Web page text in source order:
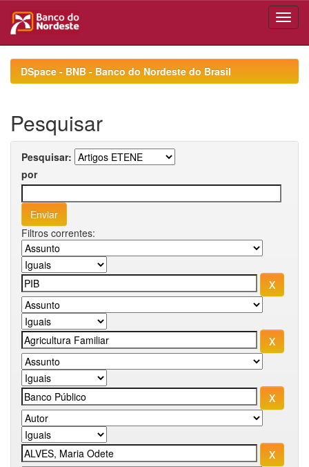
navigationDSpace - BNB - Banco do Nordeste do Brasil
Pesquisar
Pesquisar:
por
Filtros correntes: